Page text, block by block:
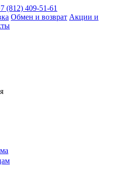
(812) 409-51-61
Обмен и возврат Акции и